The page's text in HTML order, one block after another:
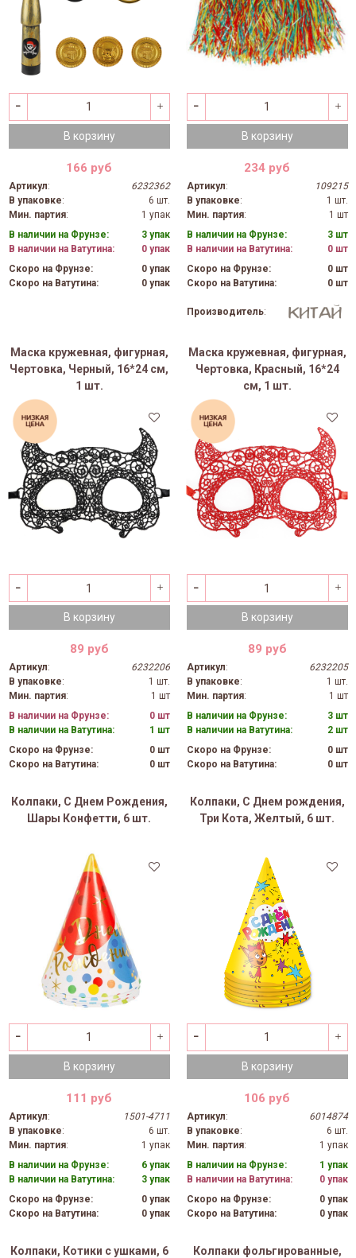
В корзину
166 руб
Артикул:
6232362
В упаковке:
6 шт.
Мин. партия:
1 упак
В наличии на Фрунзе:
3 упак
В наличии на Ватутина:
0 упак
Скоро на Фрунзе:
0 упак
Скоро на Ватутина:
0 упак
В корзину
234 руб
Артикул:
109215
В упаковке:
1 шт.
Мин. партия:
1 шт
В наличии на Фрунзе:
3 шт
В наличии на Ватутина:
0 шт
Скоро на Фрунзе:
0 шт
Скоро на Ватутина:
0 шт
Производитель:
Маска кружевная, фигурная,
Чертовка, Черный, 16*24 см,
1 шт.
В корзину
89 руб
Артикул:
6232206
В упаковке:
1 шт.
Мин. партия:
1 шт
В наличии на Фрунзе:
0 шт
В наличии на Ватутина:
1 шт
Скоро на Фрунзе:
0 шт
Скоро на Ватутина:
0 шт
Маска кружевная, фигурная,
Чертовка, Красный, 16*24
см, 1 шт.
В корзину
89 руб
Артикул:
6232205
В упаковке:
1 шт.
Мин. партия:
1 шт
В наличии на Фрунзе:
3 шт
В наличии на Ватутина:
2 шт
Скоро на Фрунзе:
0 шт
Скоро на Ватутина:
0 шт
Колпаки, С Днем Рождения,
Шары Конфетти, 6 шт.
В корзину
111 руб
Артикул:
1501-4711
В упаковке:
6 шт.
Мин. партия:
1 упак
В наличии на Фрунзе:
6 упак
В наличии на Ватутина:
3 упак
Скоро на Фрунзе:
0 упак
Скоро на Ватутина:
0 упак
Колпаки, С Днем рождения,
Три Кота, Желтый, 6 шт.
В корзину
106 руб
Артикул:
6014874
В упаковке:
6 шт.
Мин. партия:
1 упак
В наличии на Фрунзе:
1 упак
В наличии на Ватутина:
0 упак
Скоро на Фрунзе:
0 упак
Скоро на Ватутина:
0 упак
Колпаки, Котики с ушками, 6
Колпаки фольгированные,